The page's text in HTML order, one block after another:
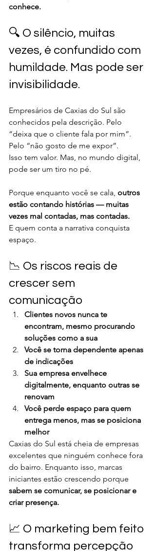
conhece.
🔍 O silêncio, muitas
vezes, é confundido com
humildade. Mas pode ser
invisibilidade.
Empresários de Caxias do Sul são
conhecidos pela descrição. Pelo
“deixa que o cliente fala por mim”.
Pelo “não gosto de me expor”.
Isso tem valor. Mas, no mundo digital,
pode ser um tiro no pé.
Porque enquanto você se cala, outros
estão contando histórias — muitas
vezes mal contadas, mas contadas.
E quem conta a narrativa conquista
espaço.
📉 Os riscos reais de
crescer sem
comunicação
Clientes novos nunca te
encontram, mesmo procurando
soluções como a sua
Você se torna dependente apenas
de indicações
Sua empresa envelhece
digitalmente, enquanto outras se
renovam
Você perde espaço para quem
entrega menos, mas se posiciona
melhor
Caxias do Sul está cheia de empresas
excelentes que ninguém conhece fora
do bairro. Enquanto isso, marcas
iniciantes estão crescendo porque
sabem se comunicar, se posicionar e
criar presença.
📈 O marketing bem feito
transforma percepção